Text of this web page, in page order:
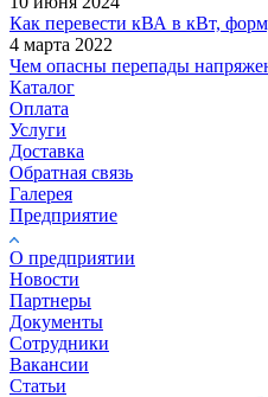
Как перевести кВА в кВт,
4 марта 2022
Чем опасны перепады
Каталог
Оплата
Услуги
Доставка
Обратная связь
Галерея
Предприятие
О предприятии
Новости
Партнеры
Документы
Сотрудники
Вакансии
Статьи